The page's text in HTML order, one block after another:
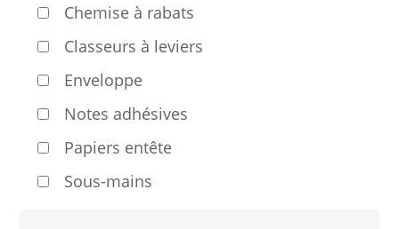
Chemise à rabats
Classeurs à leviers
Enveloppe
Notes adhésives
Papiers entête
Sous-mains